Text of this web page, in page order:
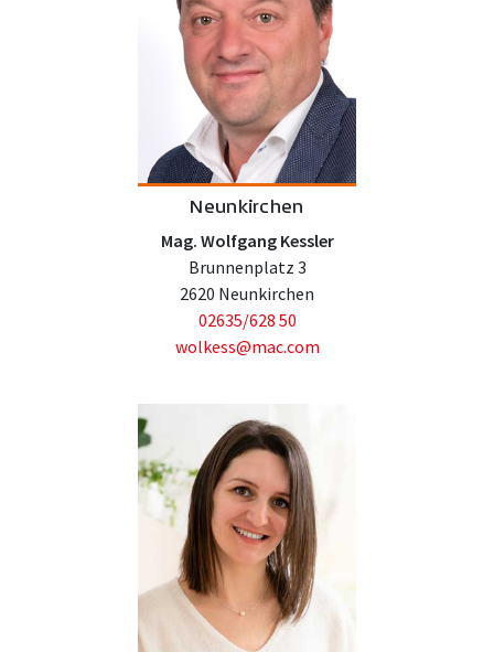
Neunkirchen
Mag. Wolfgang Kessler
Brunnenplatz 3
2620 Neunkirchen
02635/628 50
wolkess@mac.com